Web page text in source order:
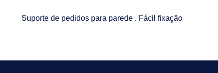
Suporte de pedidos para parede . Fácil fixação